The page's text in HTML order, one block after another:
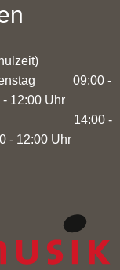
09:00 -
12:00 Uhr
Uhr 14:00 -
Uhr